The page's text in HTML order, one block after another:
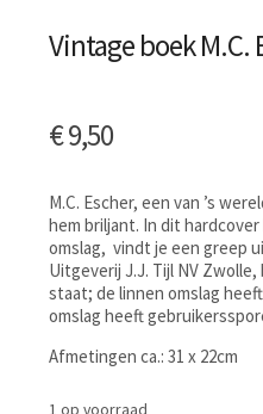
Vintage boek M.C.
€9,50
M.C. Escher, een van ’s
hem briljant. In dit
omslag, vindt je een greep
Uitgeverij J.J. Tijl NV
staat; de linnen omslag
omslag heeft
Afmetingen ca.: 31 x 22cm
1 op voorraad